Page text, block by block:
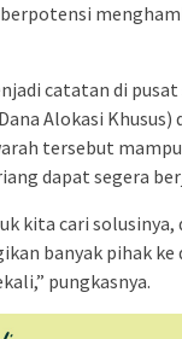
catatan di
Alokasi Khusus)
tersebut
dapat segera
kita cari solusinya,
banyak pihak ke
pungkasnya.